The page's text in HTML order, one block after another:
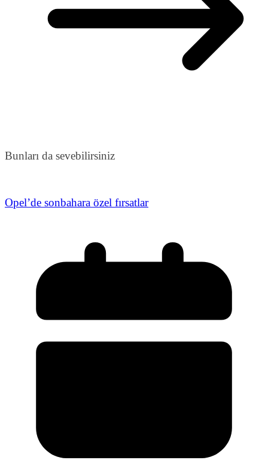
Bunları da sevebilirsiniz
Opel’de sonbahara özel fırsatlar